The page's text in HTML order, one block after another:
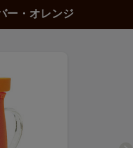
ー・オレンジ